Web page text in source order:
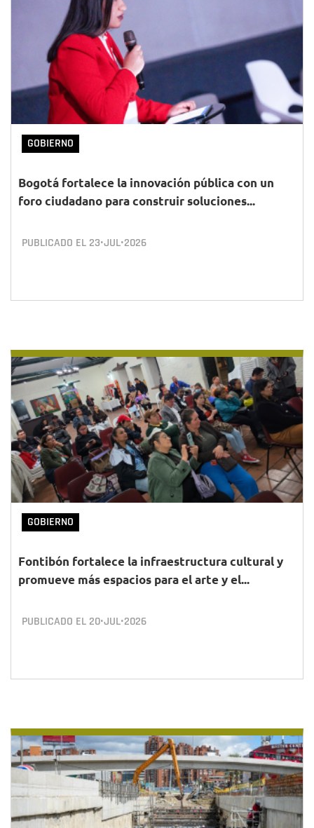
GOBIERNO
Bogotá fortalece la innovación pública con un
foro ciudadano para construir soluciones...
PUBLICADO EL 23•JUL•2026
GOBIERNO
Fontibón fortalece la infraestructura cultural y
promueve más espacios para el arte y el...
PUBLICADO EL 20•JUL•2026